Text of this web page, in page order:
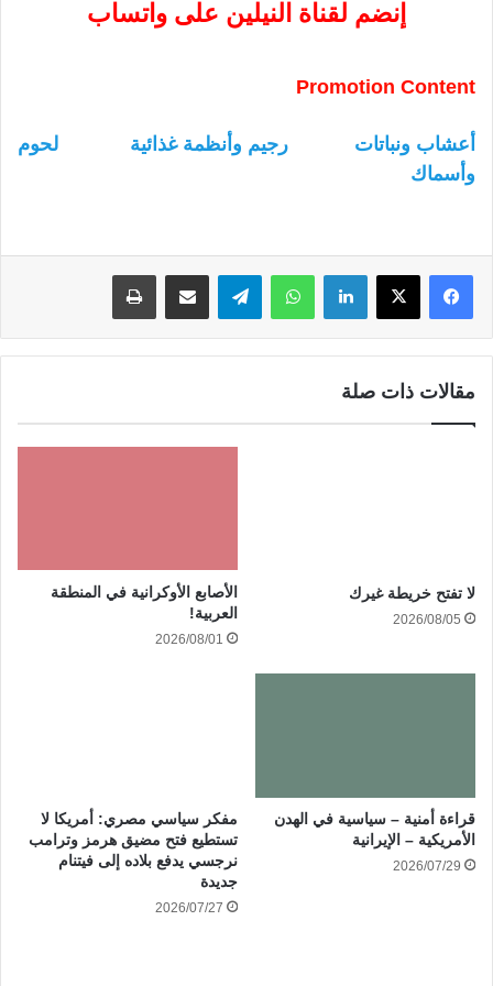
إنضم لقناة النيلين على واتساب
Promotion Content
أعشاب ونباتات رجيم وأنظمة غذائية
لحوم
وأسماك
لينكدإن واتساب
مقالات ذات صلة
لا تفتح خريطة غيرك
2026/08/05
الأصابع الأوكرانية في المنطقة
العربية!
2026/08/01
قراءة أمنية – سياسية في الهدن
الأمريكية – الإيرانية
2026/07/29
مفكر سياسي مصري: أمريكا لا
تستطيع فتح مضيق هرمز وترامب
نرجسي يدفع بلاده إلى فيتنام
جديدة
2026/07/27